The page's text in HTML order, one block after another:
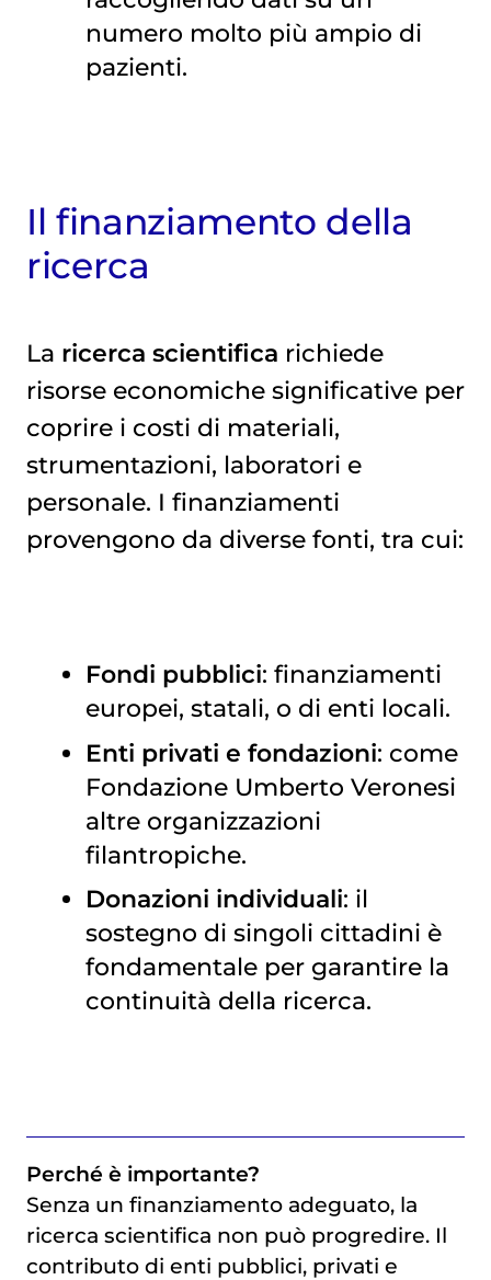
numero molto più ampio di
pazienti.
Il finanziamento della
ricerca
La ricerca scientifica richiede
risorse economiche significative per
coprire i costi di materiali,
strumentazioni, laboratori e
personale. I finanziamenti
provengono da diverse fonti, tra cui:
Fondi pubblici: finanziamenti
europei, statali, o di enti locali.
Enti privati e fondazioni: come
Fondazione Umberto Veronesi
altre organizzazioni
filantropiche.
Donazioni individuali: il
sostegno di singoli cittadini è
fondamentale per garantire la
continuità della ricerca.
Perché è importante?
Senza un finanziamento adeguato, la
ricerca scientifica non può progredire. Il
contributo di enti pubblici, privati e